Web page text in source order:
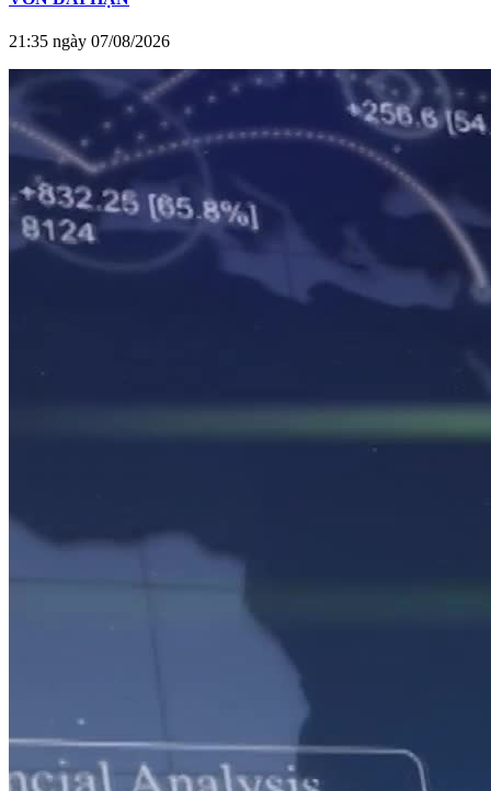
21:35 ngày 07/08/2026